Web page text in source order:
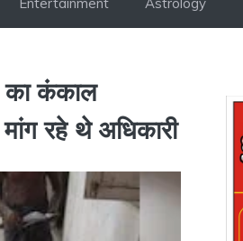
का कंकाल
रहे थे अधिकारी